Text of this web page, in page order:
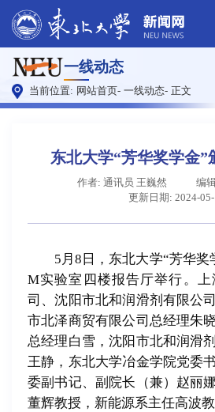
一线动态
当前位置: 网站首页- 一线动态- 正文
东北大学“芳华奖学金”
作者: 通讯员 王巍然
编
更新日期: 2024-
5月8日，东北大学“芳华奖
M实验室四楼报告厅举行。
司、沈阳市北和润滑剂有限公
市北泽商贸有限公司总经理朱
总经理白雪，沈阳市北和润滑
王静，东北大学冶金学院党委
委副书记、副院长（兼）赵丽
董辉教授，新能源系主任高波
原